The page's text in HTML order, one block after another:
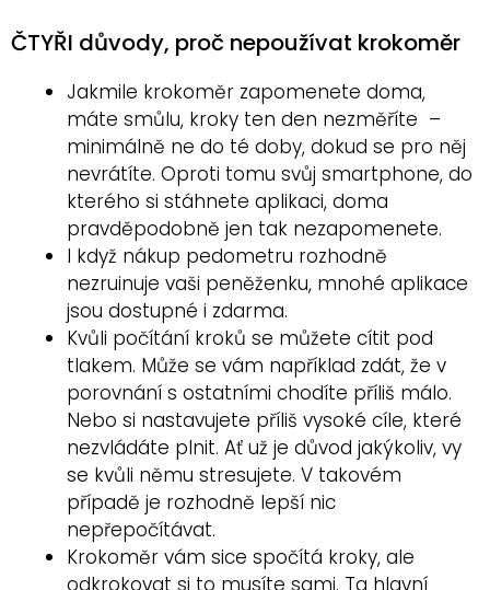
ČTYŘI důvody, proč nepoužívat krokoměr
Jakmile krokoměr zapomenete doma,
máte smůlu, kroky ten den nezměříte –
minimálně ne do té doby, dokud se pro něj
nevrátíte. Oproti tomu svůj smartphone, do
kterého si stáhnete aplikaci, doma
pravděpodobně jen tak nezapomenete.
I když nákup pedometru rozhodně
nezruinuje vaši peněženku, mnohé aplikace
jsou dostupné i zdarma.
Kvůli počítání kroků se můžete cítit pod
tlakem. Může se vám například zdát, že v
porovnání s ostatními chodíte příliš málo.
Nebo si nastavujete příliš vysoké cíle, které
nezvládáte plnit. Ať už je důvod jakýkoliv, vy
se kvůli němu stresujete. V takovém
případě je rozhodně lepší nic
nepřepočítávat.
Krokoměr vám sice spočítá kroky, ale
odkrokovat si to musíte sami. Ta hlavní